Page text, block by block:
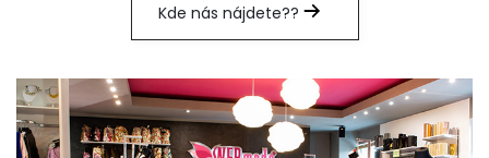
Kde nás nájdete??